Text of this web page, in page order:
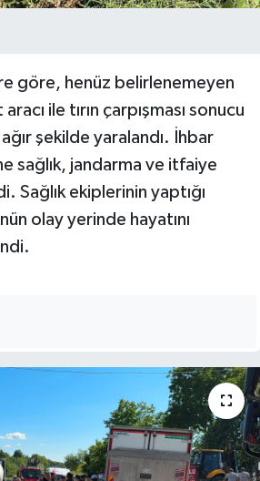
göre, henüz belirlenemeyen
ile tırın çarpışması sonucu
şekilde yaralandı. İhbar
sağlık, jandarma ve itfaiye
Sağlık ekiplerinin yaptığı
olay yerinde hayatını